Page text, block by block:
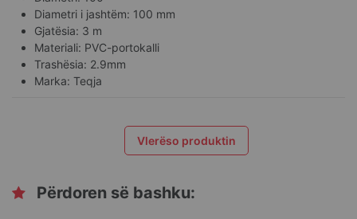
Diametri i jashtëm: 100 mm
Gjatësia: 3 m
Materiali: PVC-portokalli
Trashësia: 2.9mm
Marka: Teqja
Vlerëso produktin
Përdoren së bashku: